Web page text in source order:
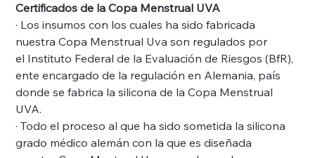
Certificados de la Copa Menstrual UVA
· Los insumos con los cuales ha sido fabricada
nuestra Copa Menstrual Uva son regulados por
el Instituto Federal de la Evaluación de Riesgos (BfR),
ente encargado de la regulación en Alemania, país
donde se fabrica la silicona de la Copa Menstrual
UVA.
· Todo el proceso al que ha sido sometida la silicona
grado médico alemán con la que es diseñada